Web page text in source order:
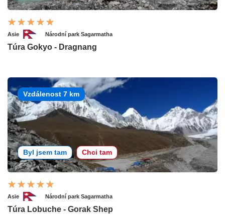
Asie Národní park Sagarmatha
Túra Gokyo - Dragnang
Vzdálenost 7 km
Byl jsem tam Chci tam
Asie Národní park Sagarmatha
Túra Lobuche - Gorak Shep